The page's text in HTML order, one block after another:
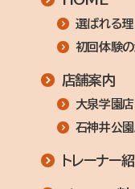
選ばれる
初回体験
店舗案内
大泉学園店
石神井公
トレーナー